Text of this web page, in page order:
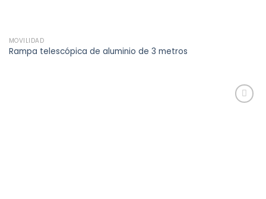
MOVILIDAD
Rampa telescópica de aluminio de 3 metros